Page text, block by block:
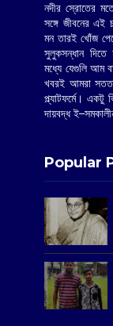
নদীর স্রোতের
সঙ্গে জীবনের এই
মন তারই খোঁজ
সুলুকসন্ধান দিতে
মধ্যে যেগুলি আম
খবরই আমরা
প্ল্যাটফর্মে। একটু
দায়বদ্ধ
Popular